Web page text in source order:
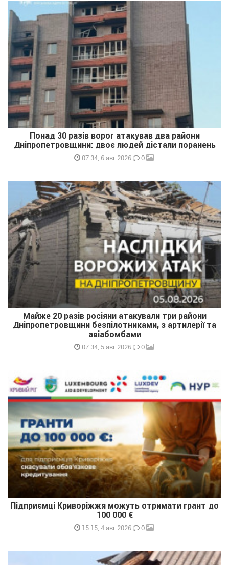
Понад 30 разів ворог атакував два райони
Дніпропетровщини: двоє людей дістали поранень
07:34, 6 авг 2026 0
Майже 20 разів росіяни атакували три райони
Дніпропетровщини безпілотниками, з артилерії та
авіабомбами
07:34, 5 авг 2026 0
Підприємці Криворіжжя можуть отримати грант до
100 000 €
15:15, 4 авг 2026 0